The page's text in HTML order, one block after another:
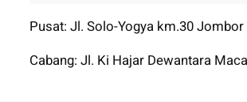
Pusat: Jl. Solo-Yogya km.30 Jombor
Cabang: Jl. Ki Hajar Dewantara